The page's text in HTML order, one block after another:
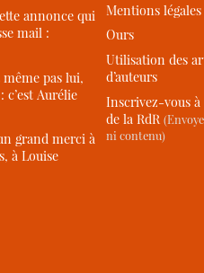
annonce qui
mail :
même pas lui,
c’est Aurélie
grand merci à
à Louise
Mentions légales
Ours
Utilisation des
d’auteurs
Inscrivez-vous
de la RdR
ni contenu)